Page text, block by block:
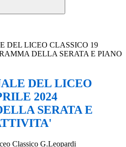
DEL LICEO CLASSICO 19
DELLA SERATA E PIANO
DEL LICEO
2024
SERATA E
Classico G.Leopardi